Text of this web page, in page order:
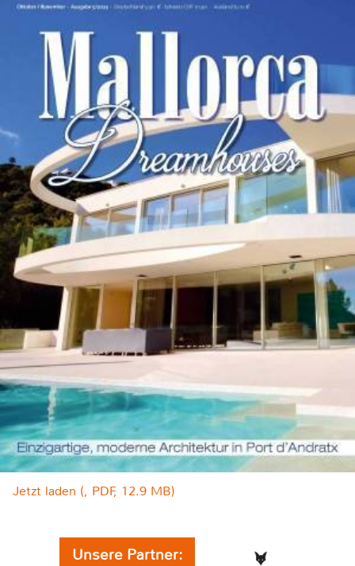
Jetzt laden (, PDF, 12.9 MB)
Unsere Partner: